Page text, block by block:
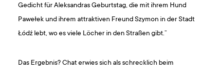
Gedicht für Aleksandras Geburtstag, die mit ihrem Hund
Pawełek und ihrem attraktiven Freund Szymon in der Stadt
Łódź lebt, wo es viele Löcher in den Straßen gibt.”
Das Ergebnis? Chat erwies sich als schrecklich beim